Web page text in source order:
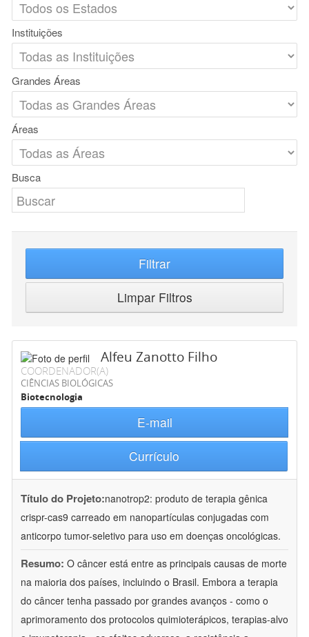
Instituições
Grandes Áreas
Áreas
Busca
Filtrar
Limpar Filtros
Alfeu Zanotto Filho
COORDENADOR(A)
CIÊNCIAS BIOLÓGICAS
Biotecnologia
E-mail
Currículo
Título do Projeto:nanotrop2: produto de terapia gênica
crispr-cas9 carreado em nanopartículas conjugadas com
anticorpo tumor-seletivo para uso em doenças oncológicas.
Resumo: O câncer está entre as principais causas de morte
na maioria dos países, incluindo o Brasil. Embora a terapia
do câncer tenha passado por grandes avanços - como o
aprimoramento dos protocolos quimioterápicos, terapias-alvo